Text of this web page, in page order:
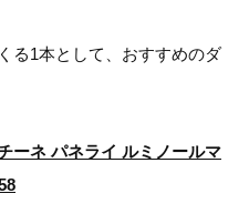
る1本として、おすすめのダ
ーネ パネライ ルミノールマ